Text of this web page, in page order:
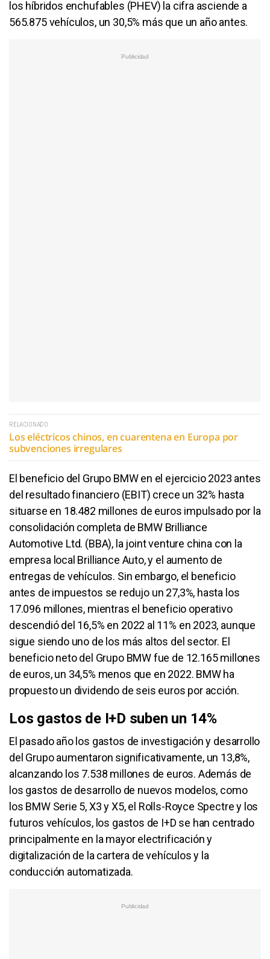
los híbridos enchufables (PHEV) la cifra asciende a
565.875 vehículos, un 30,5% más que un año antes.
RELACIONADO
Los eléctricos chinos, en cuarentena en Europa por
subvenciones irregulares
El beneficio del Grupo BMW en el ejercicio 2023 antes
del resultado financiero (EBIT) crece un 32% hasta
situarse en 18.482 millones de euros impulsado por la
consolidación completa de BMW Brilliance
Automotive Ltd. (BBA), la joint venture china con la
empresa local Brilliance Auto, y el aumento de
entregas de vehículos. Sin embargo, el beneficio
antes de impuestos se redujo un 27,3%, hasta los
17.096 millones, mientras el beneficio operativo
descendió del 16,5% en 2022 al 11% en 2023, aunque
sigue siendo uno de los más altos del sector. El
beneficio neto del Grupo BMW fue de 12.165 millones
de euros, un 34,5% menos que en 2022. BMW ha
propuesto un dividendo de seis euros por acción.
Los gastos de I+D suben un 14%
El pasado año los gastos de investigación y desarrollo
del Grupo aumentaron significativamente, un 13,8%,
alcanzando los 7.538 millones de euros. Además de
los gastos de desarrollo de nuevos modelos, como
los BMW Serie 5, X3 y X5, el Rolls-Royce Spectre y los
futuros vehículos, los gastos de I+D se han centrado
principalmente en la mayor electrificación y
digitalización de la cartera de vehículos y la
conducción automatizada.